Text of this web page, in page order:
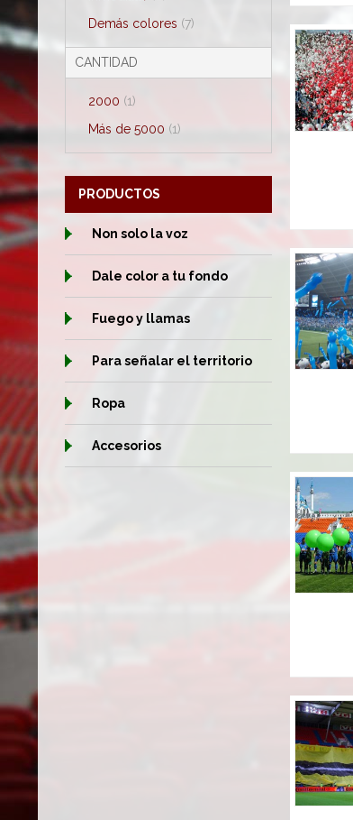
Demás colores (7)
CANTIDAD
2000 (1)
Más de 5000 (1)
PRODUCTOS
Non solo la voz
Dale color a tu fondo
Fuego y llamas
Para señalar el territorio
Ropa
Accesorios